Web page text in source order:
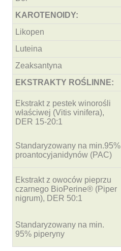
KAROTENOIDY:
Likopen
Luteina
Zeaksantyna
EKSTRAKTY ROŚLINNE:
Ekstrakt z pestek winorośli
właściwej (Vitis vinifera),
DER 15-20:1
Standaryzowany na min.95%
proantocyjanidynów (PAC)
Ekstrakt z owoców pieprzu
czarnego BioPerine®️ (Piper
nigrum), DER 50:1
Standaryzowany na min.
95% piperyny